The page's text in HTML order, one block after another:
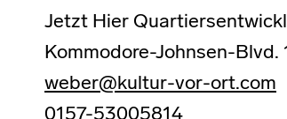
Jetzt Hier
Kommodore-Johnsen-Blvd.
weber@kultur-vor-ort.com
0157-53005814